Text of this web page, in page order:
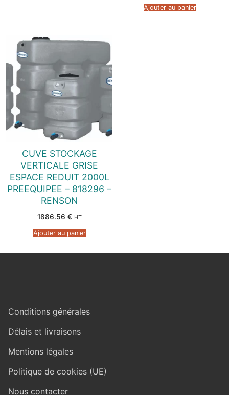
Ajouter au panier
CUVE STOCKAGE
VERTICALE GRISE
ESPACE REDUIT 2000L
PREEQUIPEE – 818296 –
RENSON
1886.56 € HT
Ajouter au panier
Conditions générales
Délais et livraisons
Mentions légales
Politique de cookies (UE)
Nous contacter